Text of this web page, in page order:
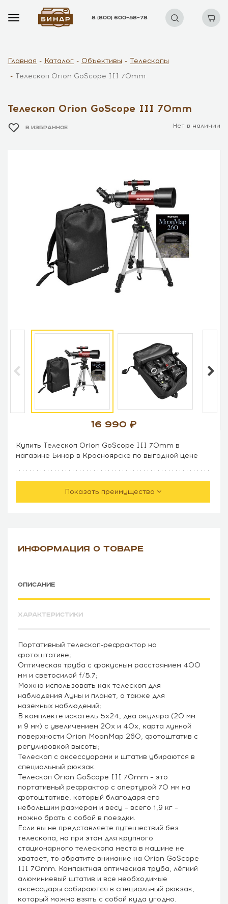
8 (800) 600–58–78
Главная Каталог Объективы
Телескопы
Телескоп Orion GoScope III 70mm
Телескоп Orion GoScope III 70mm
В ИЗБРАННОЕ Нет в наличии
16 990
Купить Телескоп Orion GoScope III 70mm в
магазине Бинар в Красноярске по выгодной цене
Показать преимущества
ИНФОРМАЦИЯ О ТОВАРЕ
ОПИСАНИЕ
ХАРАКТЕРИСТИКИ
Портативный телескоп-рефрактор на
фотоштативе;
Оптическая труба с фокусным расстоянием 400
мм и светосилой f/5.7;
Можно использовать как телескоп для
наблюдения Луны и планет, а также для
наземных наблюдений;
В комплекте искатель 5х24, два окуляра (20 мм
и 9 мм) с увеличением 20х и 40х, карта лунной
поверхности Orion MoonMap 260, фотоштатив с
регулировкой высоты;
Телескоп с аксессуарами и штатив убираются в
специальный рюкзак.
Телескоп Orion GoScope III 70mm – это
портативный рефрактор с апертурой 70 мм на
фотоштативе, который благодаря его
небольшим размерам и весу – всего 1,9 кг –
можно брать с собой в поездки.
Если вы не представляете путешествий без
телескопа, но при этом для крупного
стационарного телескопа места в машине не
хватает, то обратите внимание на Orion GoScope
III 70mm. Компактная оптическая труба, лёгкий
алюминиевый штатив и все необходимые
аксессуары собираются в специальный рюкзак,
который можно взять с собой куда угодно.